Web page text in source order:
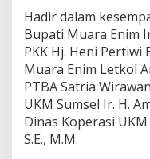
Hadir dalam
Bupati Muara Enim
PKK Hj. Heni Pertiwi
Muara Enim Letkol
PTBA Satria
UKM Sumsel Ir. H.
Dinas Koperasi
S.E., M.M.